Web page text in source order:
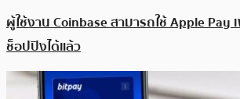
ผู้ใช้งาน Coinbase สามารถใช้ Apple Pay
ช็อปปิงได้แล้ว